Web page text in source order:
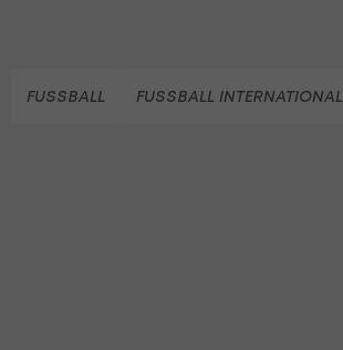
FUSSBALL FUSSBALL INTERNATIONAL